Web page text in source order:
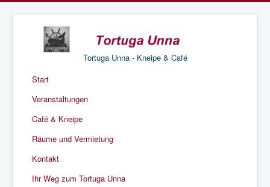
Tortuga Unna - Kneipe & Café
Start
Veranstaltungen
Café & Kneipe
Räume und Vermietung
Kontakt
Ihr Weg zum Tortuga Unna